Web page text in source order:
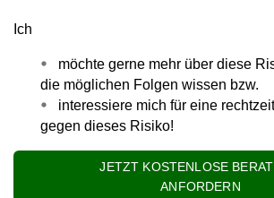
Ich
möchte gerne mehr über diese
die möglichen Folgen wissen bzw.
interessiere mich für eine
gegen dieses Risiko!
JETZT KOSTENLOSE
ANFORDERN